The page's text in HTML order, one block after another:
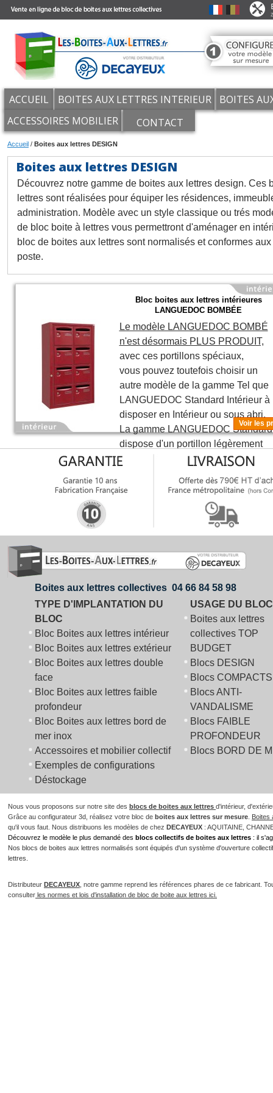
ACCUEIL BOITES AUX LETTRES INTERIEUR
BOITES
ACCESSOIRES MOBILIER
CONTACT
Accueil / Boites aux lettres DESIGN
Boites aux lettres DESIGN
Découvrez notre gamme de boites aux lettres design. Ces
lettres sont réalisées pour équiper les résidences,
administration. Modèle avec un style classique ou trés
de bloc boite à lettres vous permettront d'aménager en
bloc de boites aux lettres sont normalisés et conformes
poste.
Bloc boites aux lettres intérieures
LANGUEDOC BOMBÉE
Le modèle LANGUEDOC BOMBÉ
n'est désormais PLUS PRODUIT,
avec ces portillons spéciaux,
vous pouvez toutefois choisir un
autre modèle de la gamme Tel que
LANGUEDOC Standard Intérieurà
disposer en Intérieur ou sous abri.
La gamme LANGUEDOC Standard
dispose d'un portillon légèrement
bombé nommé "Trio" MODERNE.
Le modèle "Languedoc" intérieur
bombé est la référence phare de la
DECAYEUXavec des
design regroupe design et
ou copropriétés, il respecte les
normes postales et saura se
distinguer par ses décors de
portillons arrondis.
Voir les
Boites aux lettres collectives 04 66 84 58 98
TYPE D'IMPLANTATION DU
BLOC
Bloc Boites aux lettres intérieur
Bloc Boites aux lettres extérieur
Bloc Boites aux lettres double
face
Bloc Boites aux lettres faible
profondeur
Bloc Boites aux lettres bord de
mer inox
Accessoires et mobilier collectif
Exemples de configurations
Déstockage
USAGE DU BLOC
Boites aux lettres
collectives TOP
BUDGET
Blocs DESIGN
Blocs COMPACTS
Blocs ANTI-
VANDALISME
Blocs FAIBLE
PROFONDEUR
Blocs BORD DE
Nous vous proposons sur notre site des blocs de boites aux lettres d'intérieur,
Grâce au configurateur 3d, réalisez votre bloc de boites aux lettres sur mesure Boites
qu'il vous faut. Nous distribuons les modèles de chez DECAYEUX : AQUITAINE,
Découvrez le modèle le plus demandé des blocs collectifs de boites aux lettres : il
Nos blocs de boites aux lettres normalisés sont équipés d'un système d'ouverture
lettres.
Distributeur DECAYEUX , notre gamme reprend les références phares de ce fabricant.
consulter les normes et lois d'installation de bloc de boite aux lettres ici.